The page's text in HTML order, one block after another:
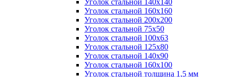
Уголок стальной 140х140
Уголок стальной 160х160
Уголок стальной 200х200
Уголок стальной 75х50
Уголок стальной 100х63
Уголок стальной 125х80
Уголок стальной 140х90
Уголок стальной 160х100
Уголок стальной толщина 1,5 мм